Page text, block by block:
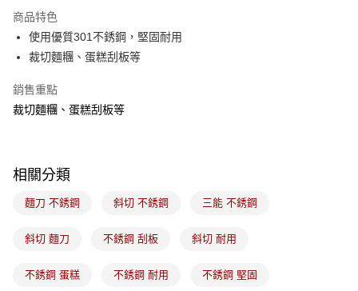
全盈+PAY
ATM付款
運送方式
7-11取貨(5kg以內，尺寸不超過90cm)
常溫宅配-(限重20kg以下)
免運費
商品特色
使用優質301不銹鋼，堅固耐用
裁切麵糰、蛋糕刮板等
銷售重點
裁切麵糰、蛋糕刮板等
相關分類
麵刀 不銹鋼 斜切 不銹鋼 三能 不銹鋼
斜切 麵刀 不銹鋼 刮板 斜切 耐用
不銹鋼 蛋糕 不銹鋼 耐用 不銹鋼 堅固